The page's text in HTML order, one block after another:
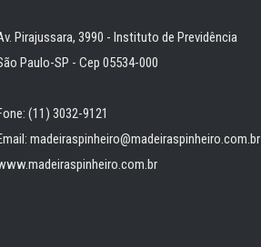
Pirajussara, 3990 - Instituto de Previdência
Paulo-SP - Cep 05534-000
(11) 3032-9121
madeiraspinheiro@madeiraspinheiro.com.br